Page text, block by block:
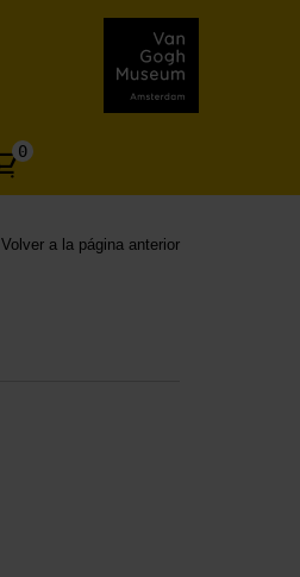
Number
articles:
0
Volver a la página anterior